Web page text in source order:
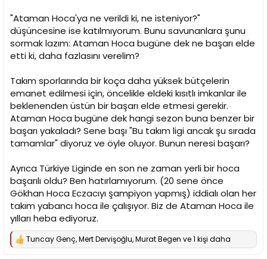
"Ataman Hoca'ya ne verildi ki, ne isteniyor?"
düşüncesine ise katılmıyorum. Bunu savunanlara şunu
sormak lazım: Ataman Hoca bugüne dek ne başarı elde
etti ki, daha fazlasını verelim?
Takım sporlarında bir koça daha yüksek bütçelerin
emanet edilmesi için, öncelikle eldeki kısıtlı imkanlar ile
beklenenden üstün bir başarı elde etmesi gerekir.
Ataman Hoca bugüne dek hangi sezon buna benzer bir
başarı yakaladı? Sene başı "Bu takım ligi ancak şu sırada
tamamlar" diyoruz ve öyle oluyor. Bunun neresi başarı?
Ayrıca Türkiye Liginde en son ne zaman yerli bir hoca
başarılı oldu? Ben hatırlamıyorum. (20 sene önce
Gökhan Hoca Eczacıyı şampiyon yapmış) iddialı olan her
takım yabancı hoca ile çalışıyor. Biz de Ataman Hoca ile
yılları heba ediyoruz.
T
Tuncay Genç,Mert Dervişoğlu,Murat Begen ve 1 kişi daha